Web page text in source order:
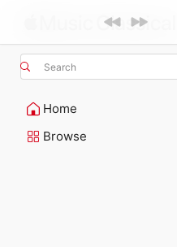
Search
Home
Browse